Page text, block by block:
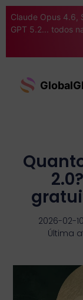
Claude Opus 4.6,
GPT 5.2... todos
2026-02-10
Última